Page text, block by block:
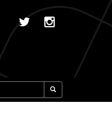
Pesquisar: